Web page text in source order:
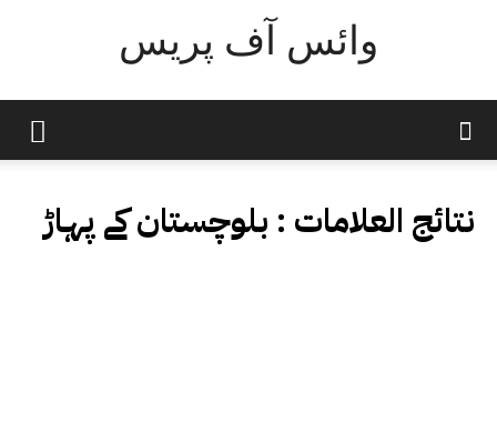
وائس آف پریس
نتائج العلامات : بلوچستان کے پہاڑ